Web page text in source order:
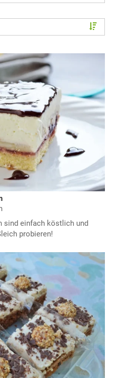
sind einfach köstlich und
probieren!